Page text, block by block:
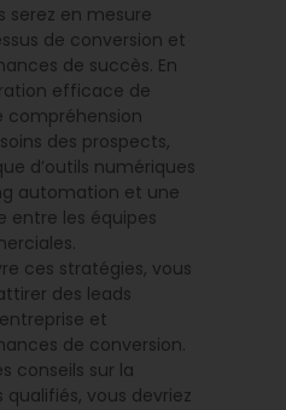
serez en mesure
de conversion et
de succès. En
efficace de
compréhension
des prospects,
d’outils numériques
automation et une
entre les équipes
ces stratégies, vous
des leads
et
de conversion.
conseils sur la
vous devriez